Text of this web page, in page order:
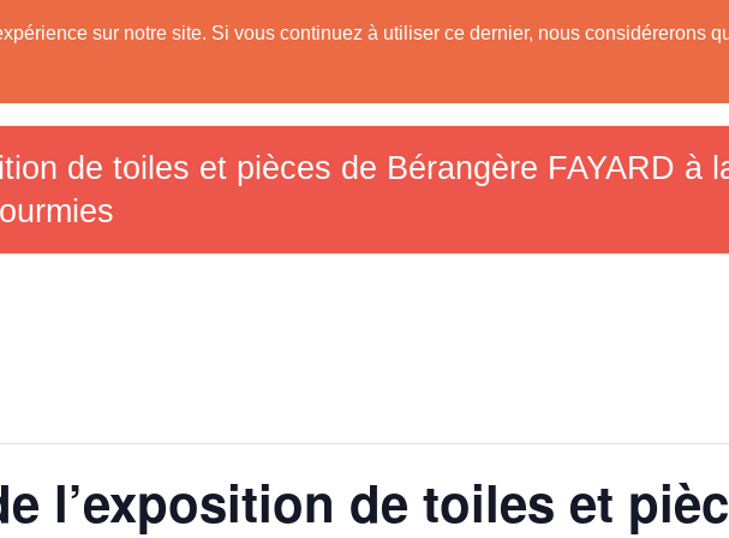
sur notre site. Si vous continuez à utiliser ce dernier, nous considérerons
de toiles et pièces de Bérangère FAYARD à
l’exposition de toiles et